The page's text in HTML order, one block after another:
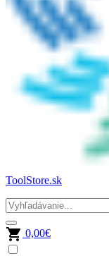
ToolStore.sk
0,00€